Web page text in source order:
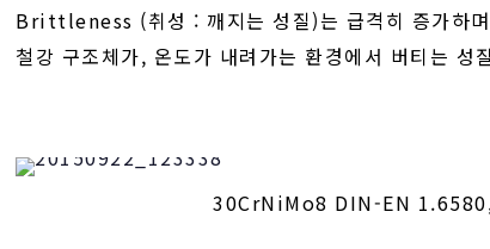
Brittleness (취성 : 깨지는 성질)는 급격히 증가하
철강 구조체가, 온도가 내려가는 환경에서 버티는 성
30CrNiMo8 DIN-EN